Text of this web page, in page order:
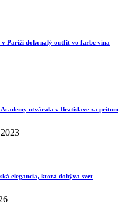
v Paríži dokonalý outfit vo farbe vína
otvárala v Bratislave za
elegancia, ktorá dobýva svet